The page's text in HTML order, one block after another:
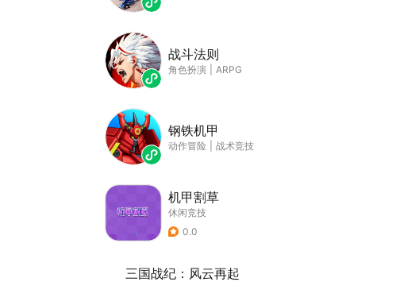
战斗法则
角色扮演 ARPG
钢铁机甲
动作冒险 战术竞技
机甲割草
休闲竞技
0.0
三国战纪：风云再起